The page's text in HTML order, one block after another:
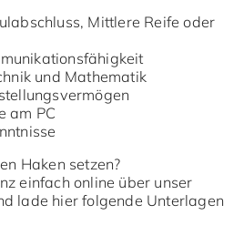
Mittlere Reife oder
und Mathematik
am PC
Haken setzen?
einfach online über unser
lade hier folgende Unterlagen